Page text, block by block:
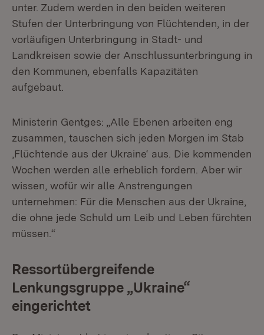
unter. Zudem werden in den beiden weiteren
Stufen der Unterbringung von Flüchtenden, in der
vorläufigen Unterbringung in Stadt- und
Landkreisen sowie der Anschlussunterbringung in
den Kommunen, ebenfalls Kapazitäten
aufgebaut.
Ministerin Gentges: „Alle Ebenen arbeiten eng
zusammen, tauschen sich jeden Morgen im Stab
‚Flüchtende aus der Ukraine‘ aus. Die kommenden
Wochen werden alle erheblich fordern. Aber wir
wissen, wofür wir alle Anstrengungen
unternehmen: Für die Menschen aus der Ukraine,
die ohne jede Schuld um Leib und Leben fürchten
müssen.“
Ressortübergreifende
Lenkungsgruppe „Ukraine“
eingerichtet